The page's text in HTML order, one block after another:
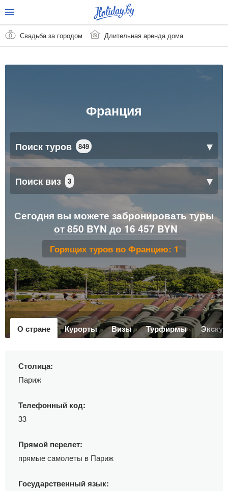
Свадьба за городом Длительная аренда дома
Франция
Поиск туров 849
Поиск виз 3
Сегодня вы можете забронировать туры
от 850 BYN до 16 457 BYN
Горящих туров во Францию: 1
О стране Курорты Визы Турфирмы
Столица:
Париж
Телефонный код:
33
Прямой перелет:
прямые самолеты в Париж
Государственный язык: